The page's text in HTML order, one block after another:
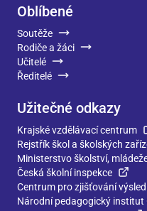
Oblíbené
Soutěže
Rodiče a žáci
Učitelé
Ředitelé
Užitečné odkazy
Krajské vzdělávací centrum
Rejstřík škol a školských
Ministerstvo školství,
Česká školní inspekce
Centrum pro zjišťování
Národní pedagogický institut